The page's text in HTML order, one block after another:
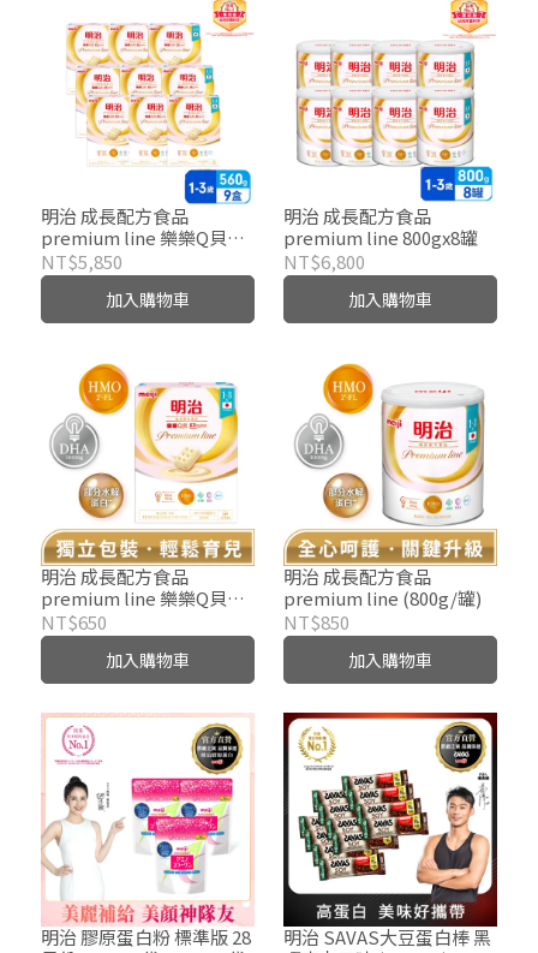
明治 成長配方食品
premium line 樂樂Q貝
560gx9盒
NT$5,850
加入購物車
明治 成長配方食品
premium line 800gx8罐
NT$6,800
加入購物車
明治 成長配方食品
premium line 樂樂Q貝
(560g/盒)
NT$650
加入購物車
明治 成長配方食品
premium line (800g/罐)
NT$850
加入購物車
明治 膠原蛋白粉 標準版 28
明治 SAVAS大豆蛋白棒 黑